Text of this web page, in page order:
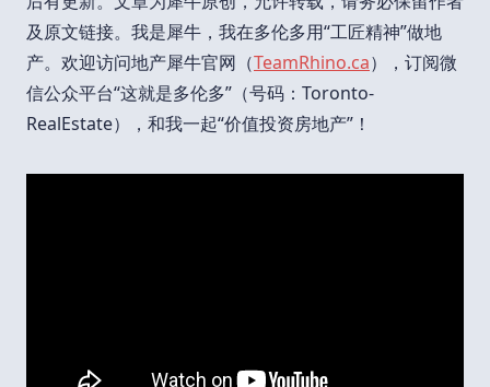
及原文链接。我是犀牛，我在多伦多用“工匠精神”做地
产。欢迎访问地产犀牛官网（TeamRhino.ca），订阅微
信公众平台“这就是多伦多”（号码：Toronto-
RealEstate），和我一起“价值投资房地产”！